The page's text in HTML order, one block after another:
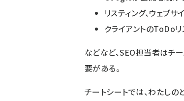
リスティング、ウェブ
クライアントのToDo
などなど、SEO担当者はチ
要がある。
チートシートでは、わたし